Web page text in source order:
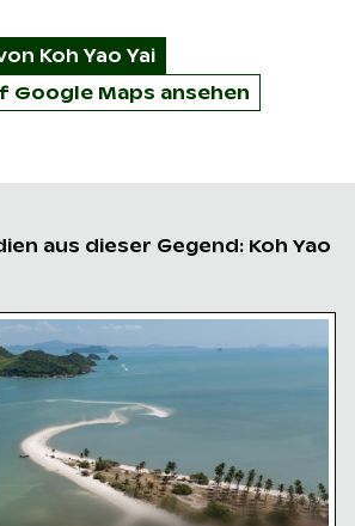
Koh Yao Yai
Google Maps ansehen
aus dieser Gegend: Koh Yao
Laem Haad Beach, Koh Yao Yai